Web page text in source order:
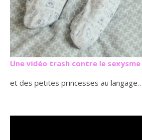
Une vidéo trash contre le sexysme
et des petites princesses au